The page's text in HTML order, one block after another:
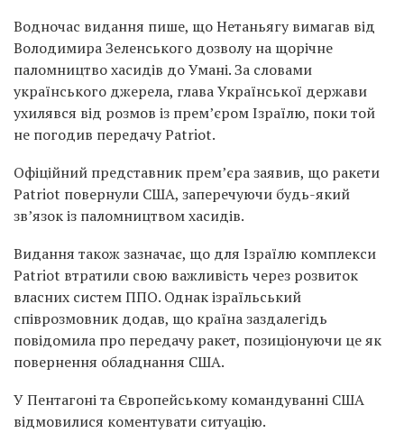
Водночас видання пише, що Нетаньягу вимагав від
Володимира Зеленського дозволу на щорічне
паломництво хасидів до Умані. За словами
українського джерела, глава Української держави
ухилявся від розмов із прем’єром Ізраїлю, поки той
не погодив передачу Patriot.
Офіційний представник прем’єра заявив, що ракети
Patriot повернули США, заперечуючи будь-який
зв’язок із паломництвом хасидів.
Видання також зазначає, що для Ізраїлю комплекси
Patriot втратили свою важливість через розвиток
власних систем ППО. Однак ізраїльський
співрозмовник додав, що країна заздалегідь
повідомила про передачу ракет, позиціонуючи це як
повернення обладнання США.
У Пентагоні та Європейському командуванні США
відмовилися коментувати ситуацію.